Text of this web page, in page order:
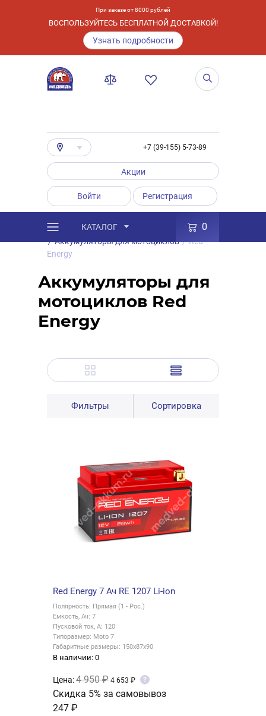
При заказе от 8000 рублей
ВОСПОЛЬЗУЙТЕСЬ БЕСПЛАТНОЙ ДОСТАВКОЙ!
Узнать подробности
+7 (39-155) 5-73-89
Акции
Войти Регистрация
КАТАЛОГ 0
Каталог / Товары
Аккумуляторы
/ Аккумуляторы для мотоциклов / Red
Energy
Аккумуляторы для
мотоциклов Red
Energy
Фильтры Сортировка
Red Energy 7 Ач RE 1207 Li-ion
Полярность: Прямая (1 - Рос.)
Емкость, Ач: 7
Пусковой ток, А: 120
Типоразмер: Moto 7
Габаритные размеры: 150x87x90
В наличии: 0
Цена:4 950 ₽ 4 653 ₽ ?
Скидка 5% за самовывоз
247 ₽